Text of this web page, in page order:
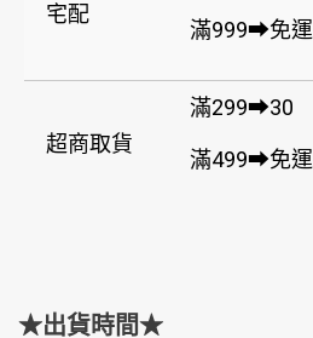
宅配
滿999➡免運
超商取貨
滿299➡30
滿499➡免運
★出貨時間★